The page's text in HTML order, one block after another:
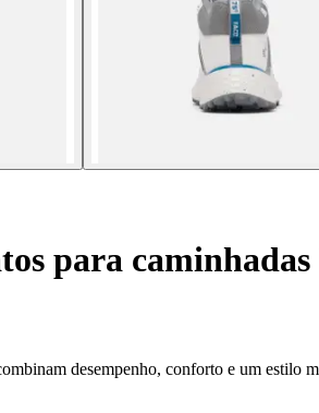
para
desempenho, conforto e um estilo